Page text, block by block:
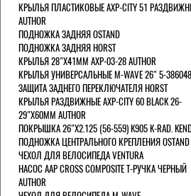
КРЫЛЬЯ ПЛАСТИКОВЫЕ AXP-CITY 51
AUTHOR
ПОДНОЖКА ЗАДНЯЯ OSTAND
ПОДНОЖКА ЗАДНЯЯ HORST
КРЫЛЬЯ 28"Х41ММ AXP-03-28 AUTHOR
КРЫЛЬЯ УНИВЕРСАЛЬНЫЕ M-WAVE 26" 5-386048
ЗАЩИТА ЗАДНЕГО ПЕРЕКЛЮЧАТЕЛЯ HORST
КРЫЛЬЯ РАЗДВИЖНЫЕ AXP-CITY 60 BLACK 26-
29"Х60ММ AUTHOR
ПОКРЫШКА 26"Х2.125 (56-559) K905 K-RAD.
ПОДНОЖКА ЦЕНТРАЛЬНОГО КРЕПЛЕНИЯ OSTAND
ЧЕХОЛ ДЛЯ ВЕЛОСИПЕДА VENTURA
НАСОС AAP CROSS COMPOSITE Т-РУЧКА ЧЕРНЫЙ
AUTHOR